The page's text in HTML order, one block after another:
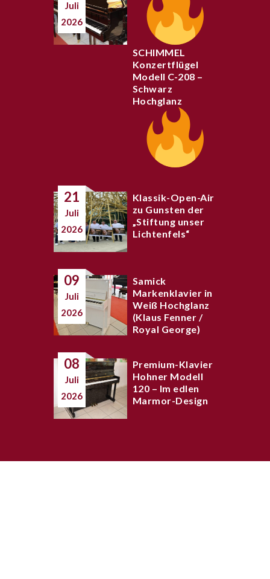
Juli
2026
SCHIMMEL
Konzertflügel
Modell C-208 –
Schwarz
Hochglanz
21
Juli
2026
Klassik-Open-Air
zu Gunsten der
„Stiftung unser
Lichtenfels“
09
Juli
2026
Samick
Markenklavier in
Weiß Hochglanz
(Klaus Fenner /
Royal George)
08
Juli
2026
Premium-Klavier
Hohner Modell
120 – Im edlen
Marmor-Design